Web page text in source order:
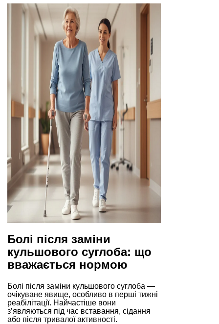
Болі після заміни
кульшового суглоба: що
вважається нормою
Болі після заміни кульшового суглоба —
очікуване явище, особливо в перші тижні
реабілітації. Найчастіше вони
з’являються під час вставання, сідання
або після тривалої активності.